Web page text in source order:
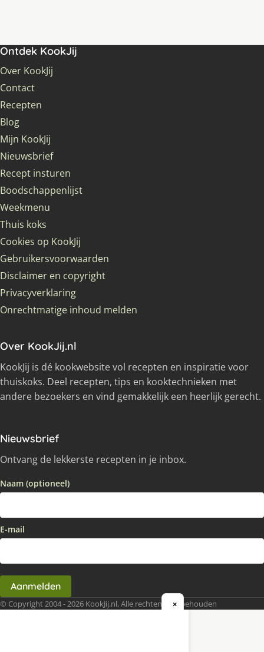
Ontdek KookJij
Over KookJij
Contact
Recepten
Blog
Mijn KookJij
Nieuwsbrief
Recept insturen
Boodschappenlijst
Weekmenu
Thuis koks
Cookies op KookJij
Gebruikersvoorwaarden
Disclaimer en copyright
Privacyverklaring
Onrechtmatige inhoud melden
Over KookJij.nl
KookJij is dé kookwebsite vol recepten en inspiratie voor
thuiskoks. Deel recepten, tips en kooktechnieken met
andere bezoekers en vind gemakkelijk een heerlijk gerecht.
Nieuwsbrief
Ontvang de lekkerste recepten in je inbox.
Naam (optioneel)
E-mail
Aanmelden
© Copyright 2004 - 2026 KookJij.nl, Alle rechten voorbehouden
×